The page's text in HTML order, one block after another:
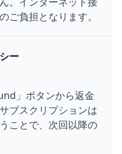
ご負担となります。
ー
」ボタンから返金
ブスクリプションは
ことで、次回以降の